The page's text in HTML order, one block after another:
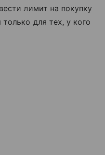
лимит на покупку
для тех, у кого